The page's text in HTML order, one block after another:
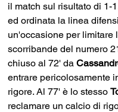
il match sul risultato di 1-
ed ordinata la linea
un'occasione per limitare
scorribande del numero
chiuso al 72' da
entrare pericolosamente
rigore. Al 77' è lo stesso
reclamare un calcio di